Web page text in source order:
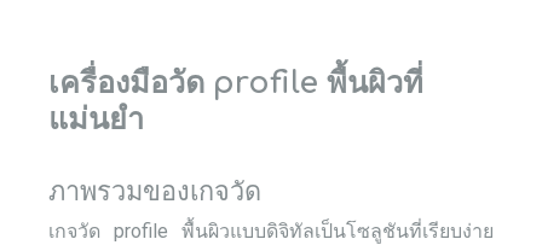
เครื่องมือวัด profile พื้นผิวที่
แม่นยำ
ภาพรวมของเกจวัด
เกจวัด profile พื้นผิวแบบดิจิทัลเป็นโซลูชันที่เรียบง่าย